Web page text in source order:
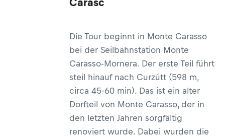
Die Tour beginnt in Monte Carasso
bei der Seilbahnstation Monte
Carasso-Mornera. Der erste Teil führt
steil hinauf nach Curzútt (598 m,
circa 45-60 min). Das ist ein alter
Dorfteil von Monte Carasso, der in
den letzten Jahren sorgfältig
renoviert wurde. Dabei wurden die